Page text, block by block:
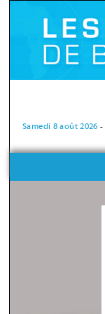
Samedi 8 août 2026 -